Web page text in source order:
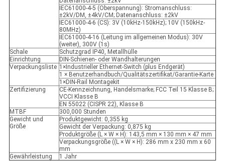
IEC61000-4-5 (Oberspannung): Stromanschluss:
±2kV/DM, ±4kV/CM; Datenanschluss: ±2kV
IEC61000-4-6 (CS): 3V (10kHz-150kHz); 10V (150kHz-
80MHz)
IEC61000-4-16 (Leitung im allgemeinen Modus): 30V
(weiter), 300V (1s)
Schale
Schutzgrad IP40, Metallhülle
Einrichtung
DIN-Schienen- oder Wandhalterungen
Verpackungsliste 1×Industrieller Ethernet-Switch (plus Endgerät)
1 × Benutzerhandbuch/Qualitätszertifikat/Garantie-Karte
1×DIN-Rail Montagekit
Zertifizierung
CE-Kennzeichnung, Handelsmarke; FCC Teil 15 Klasse B;
VCCI Klasse B
EN 55022 (CISPR 22), Klasse B
MTBF
300,000 Stunden
Gewicht und
Größe
Produktgewicht: 0,355 kg
Gewicht der Verpackung: 0,875 kg
Produktgröße (L × W × H): 143,5 mm × 130 mm × 47 mm
Verpackungsgröße ((L × W × H): 286 mm x 230 mm x 60
mm
Gewährleistung
1 Jahr